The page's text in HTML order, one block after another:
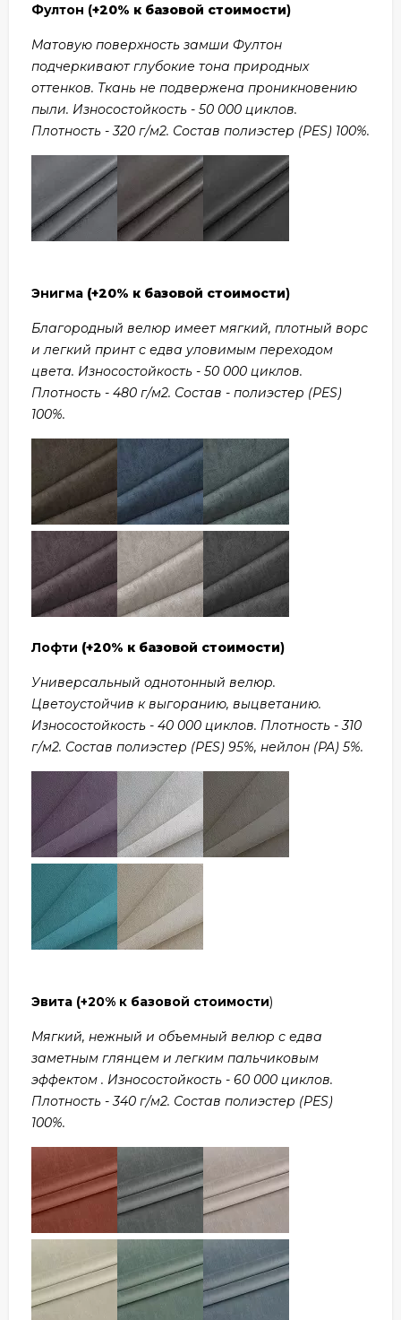
Фултон (+20% к базовой стоимости)
Матовую поверхность замши Фултон
подчеркивают глубокие тона природных
оттенков. Ткань не подвержена проникновению
пыли. Износостойкость - 50 000 циклов.
Плотность - 320 г/м2. Состав полиэстер (PES) 100%.
Энигма (+20% к базовой стоимости)
Благородный велюр имеет мягкий, плотный ворс
и легкий принт с едва уловимым переходом
цвета. Износостойкость - 50 000 циклов.
Плотность - 480 г/м2. Состав - полиэстер (PES)
100%.
Лофти (+20% к базовой стоимости)
Универсальный однотонный велюр.
Цветоустойчив к выгоранию, выцветанию.
Износостойкость - 40 000 циклов. Плотность - 310
г/м2. Состав полиэстер (PES) 95%, нейлон (PA) 5%.
Эвита (+20% к базовой стоимости)
Мягкий, нежный и объемный велюр с едва
заметным глянцем и легким пальчиковым
эффектом . Износостойкость - 60 000 циклов.
Плотность - 340 г/м2. Состав полиэстер (PES)
100%.